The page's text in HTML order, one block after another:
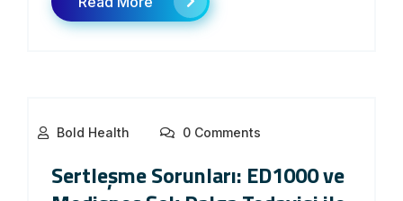
Bold Health 0 Comments
Sertleşme Sorunları: ED1000 ve